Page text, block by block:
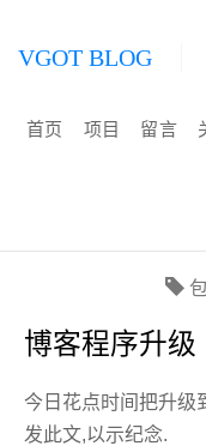
VGOT BLOG
首页 项目 留言
博客程序升级
今日花点时间把升级
发此文,以示纪念.